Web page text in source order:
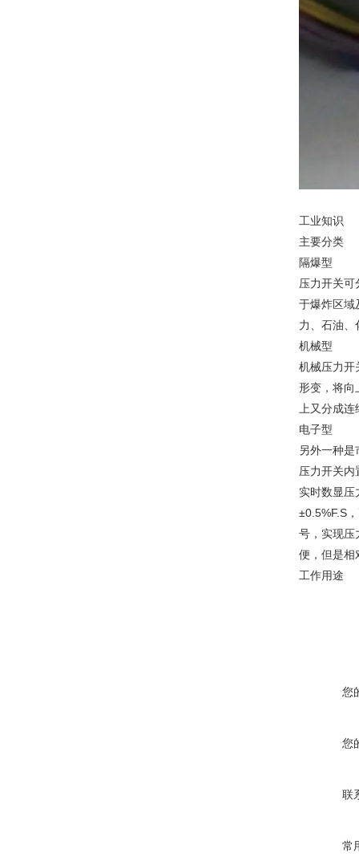
工业知识
主要分类
隔爆型
压力开关可
于爆炸区域
力、石油、
机械型
机械压力开
形变，将向
上又分成
电子型
另外一种
压力开关内
实时数显压
±0.5%F.S
号，实现压
便，但是相
工作用途
您
您
联
常